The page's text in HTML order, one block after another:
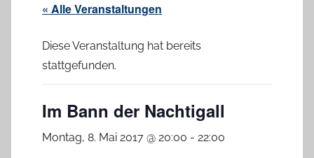
« Alle Veranstaltungen
Diese Veranstaltung hat bereits
stattgefunden.
Im Bann der Nachtigall
Montag, 8. Mai 2017 @ 20:00 - 22:00